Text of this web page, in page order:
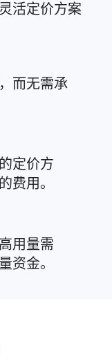
活定价方案
而无需承
定价方
费用。
用量需
资金。